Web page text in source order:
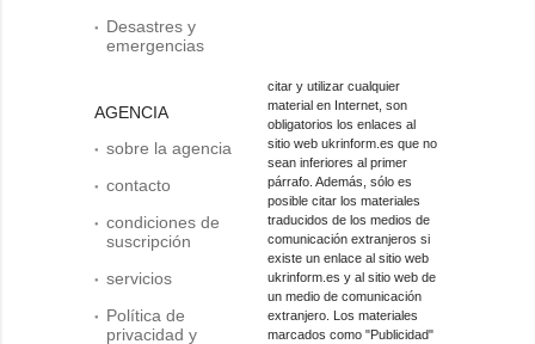
Desastres y
emergencias
AGENCIA
sobre la agencia
contacto
condiciones de
suscripción
servicios
Política de
privacidad y
citar y utilizar cualquier
material en Internet, son
obligatorios los enlaces al
sitio web ukrinform.es que no
sean inferiores al primer
párrafo. Además, sólo es
posible citar los materiales
traducidos de los medios de
comunicación extranjeros si
existe un enlace al sitio web
ukrinform.es y al sitio web de
un medio de comunicación
extranjero. Los materiales
marcados como "Publicidad"